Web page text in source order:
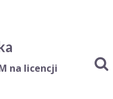
na licencji